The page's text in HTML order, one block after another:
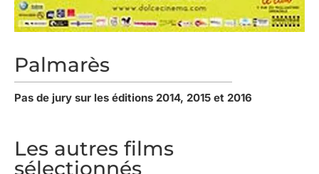
Palmarès
Pas de jury sur les éditions 2014, 2015 et 2016
Les autres films
sélectionnés